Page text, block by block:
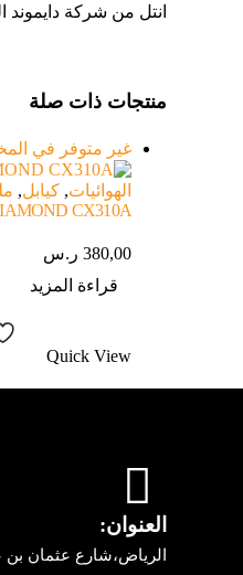
انتل من شركة دايموند
منتجات ذات صلة
غير متوفر في
الهوائيات, كيابل,
CX310A
380,00 ر.س
قراءة المزيد
Quick View
العنوان:
الرياض،شارع عثمان بن